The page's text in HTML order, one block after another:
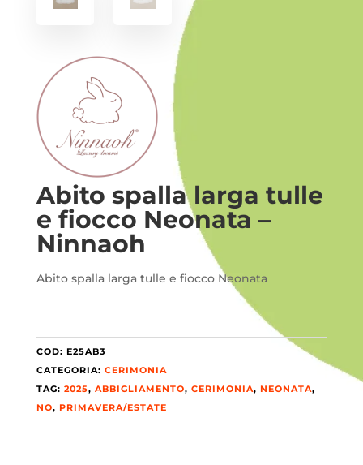
Abito spalla larga tulle
e fiocco Neonata –
Ninnaoh
Abito spalla larga tulle e fiocco Neonata
COD: E25AB3
CATEGORIA: CERIMONIA
TAG: 2025, ABBIGLIAMENTO, CERIMONIA, NEONATA,
NO, PRIMAVERA/ESTATE